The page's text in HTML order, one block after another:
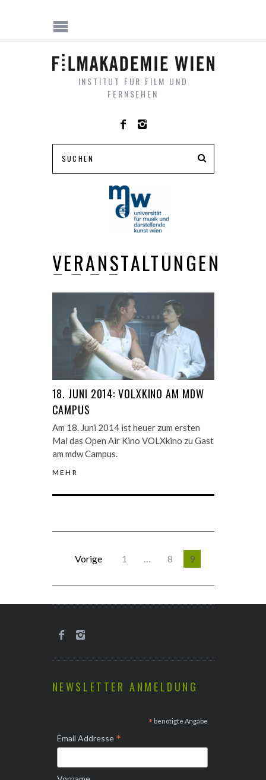
INSTITUT FÜR FILM UND
FERNSEHEN
VERANSTALTUNGEN
18. JUNI 2014: VOLXKINO AM MDW
CAMPUS
Am 18. Juni 2014 ist heuer zum ersten
Mal das Open Air Kino VOLXkino zu Gast
am mdw Campus.
MEHR
Vorige 1 … 8 9
NEWSLETTER ANMELDUNG
* benötigte Angabe
Email Addresse *